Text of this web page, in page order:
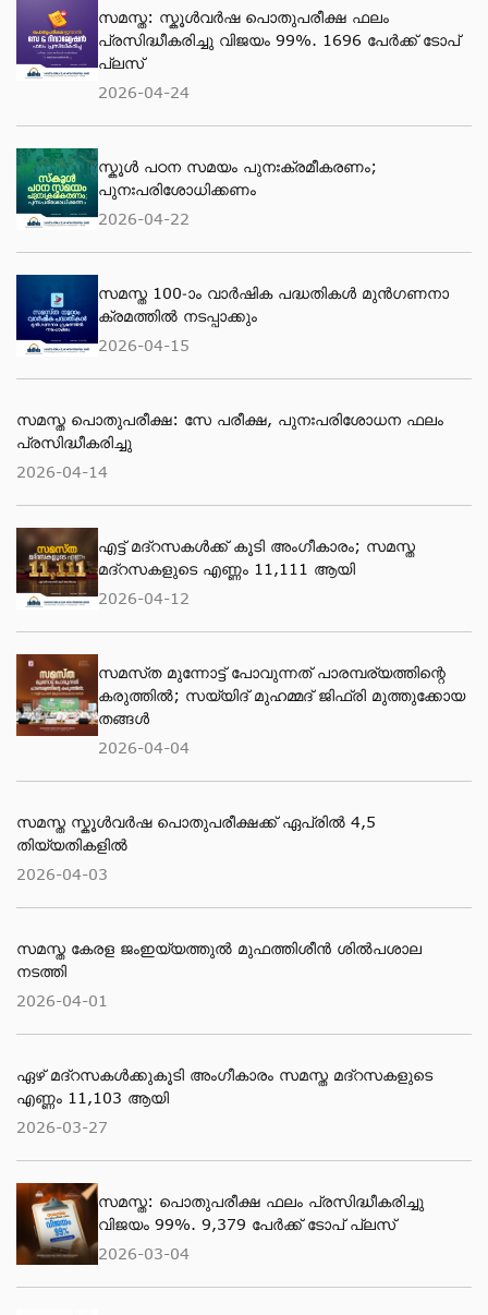
സമസ്ത: സ്കൂള്‍വര്‍ഷ പൊതുപരീക്ഷ ഫലം
പ്രസിദ്ധീകരിച്ചു വിജയം 99%. 1696 പേര്‍ക്ക് ടോപ്
പ്ലസ്
2026-04-24
സ്കൂള്‍ പഠന സമയം പുനഃക്രമീകരണം;
പുനഃപരിശോധിക്കണം
2026-04-22
സമസ്ത 100-ാം വാര്‍ഷിക പദ്ധതികള്‍ മുന്‍ഗണനാ
ക്രമത്തില്‍ നടപ്പാക്കും
2026-04-15
സമസ്ത പൊതുപരീക്ഷ: സേ പരീക്ഷ, പുനഃപരിശോധന ഫലം
പ്രസിദ്ധീകരിച്ചു
2026-04-14
എട്ട് മദ്റസകള്‍ക്ക് കൂടി അംഗീകാരം; സമസ്ത
മദ്റസകളുടെ എണ്ണം 11,111 ആയി
2026-04-12
സമസ്‌ത മുന്നോട്ട് പോവുന്നത് പാരമ്പര്യത്തിന്റെ
കരുത്തിൽ; സയ്യിദ് മുഹമ്മദ് ജിഫ്രി മുത്തുക്കോയ
തങ്ങള്‍
2026-04-04
സമസ്ത സ്കൂള്‍വര്‍ഷ പൊതുപരീക്ഷക്ക് ഏപ്രില്‍ 4,5
തിയ്യതികളില്‍
2026-04-03
സമസ്ത കേരള ജംഇയ്യത്തുല്‍ മുഫത്തിശീന്‍ ശില്‍പശാല
നടത്തി
2026-04-01
ഏഴ് മദ്റസകള്‍ക്കുകൂടി അംഗീകാരം സമസ്ത മദ്റസകളുടെ
എണ്ണം 11,103 ആയി
2026-03-27
സമസ്ത: പൊതുപരീക്ഷ ഫലം പ്രസിദ്ധീകരിച്ചു
വിജയം 99%. 9,379 പേര്‍ക്ക് ടോപ് പ്ലസ്
2026-03-04